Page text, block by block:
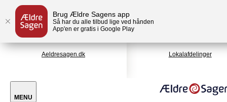
Brug Ældre Sagens app
Så har du alle tilbud lige ved hånden
App'en er gratis i Google Play
Aeldresagen.dk Lokalafdelinger
MENU